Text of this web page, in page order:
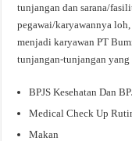
tunjangan dan sarana/
pegawai/karyawannya
menjadi karyawan PT
tunjangan-tunjangan
BPJS Kesehatan Dan
Medical Check Up
Makan